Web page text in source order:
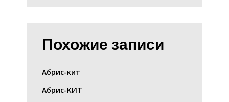
Похожие записи
Абрис-кит
Абрис-КИТ